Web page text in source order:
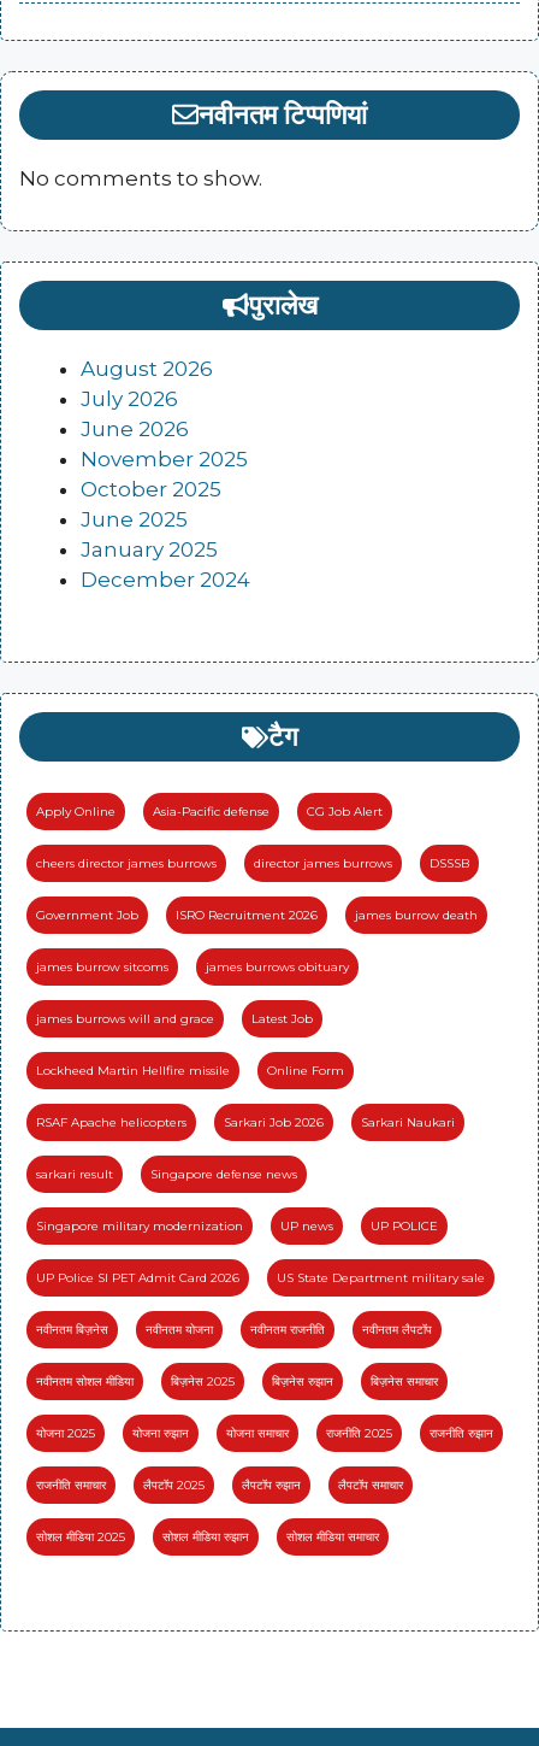
नवीनतम टिप्पणियां
No comments to show.
पुरालेख
August 2026
July 2026
June 2026
November 2025
October 2025
June 2025
January 2025
December 2024
टैग
Apply Online Asia-Pacific defense CG Job Alert
cheers director james burrows director james burrows DSSSB
Government Job ISRO Recruitment 2026 james burrow death
james burrow sitcoms james burrows obituary
james burrows will and grace Latest Job
Lockheed Martin Hellfire missile Online Form
RSAF Apache helicopters Sarkari Job 2026 Sarkari Naukari
sarkari result Singapore defense news
Singapore military modernization UP news UP POLICE
UP Police SI PET Admit Card 2026 US State Department military sale
नवीनतम बिज़नेस नवीनतम योजना नवीनतम राजनीति नवीनतम लैपटॉप
नवीनतम सोशल मीडिया बिज़नेस 2025 बिज़नेस रुझान बिज़नेस समाचार
योजना 2025 योजना रुझान योजना समाचार राजनीति 2025 राजनीति रुझान
राजनीति समाचार लैपटॉप 2025 लैपटॉप रुझान लैपटॉप समाचार
सोशल मीडिया 2025 सोशल मीडिया रुझान सोशल मीडिया समाचार